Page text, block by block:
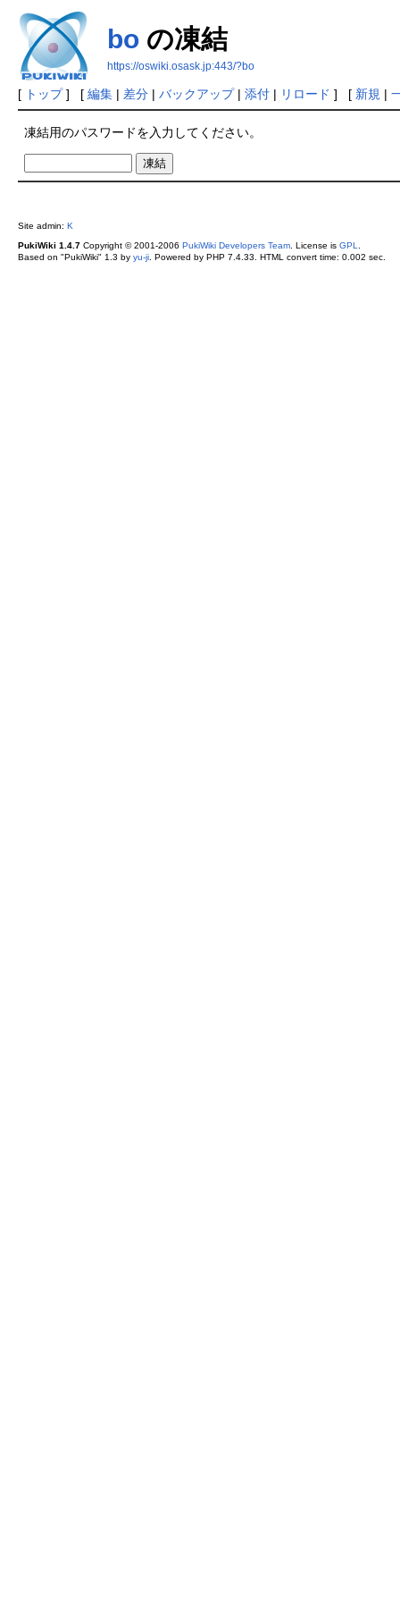
boの凍結
https://oswiki.osask.jp:443/?bo
[ トップ] [ 編集| 差分| バックアップ| 添付| リロード ] [ 新規 |
凍結用のパスワードを入力してください。
Site admin: K
PukiWiki 1.4.7Copyright © 2001-2006 PukiWiki Developers Team. License is GPL.
Based on "PukiWiki" 1.3 by yu-ji. Powered by PHP 7.4.33. HTML convert time: 0.002 sec.